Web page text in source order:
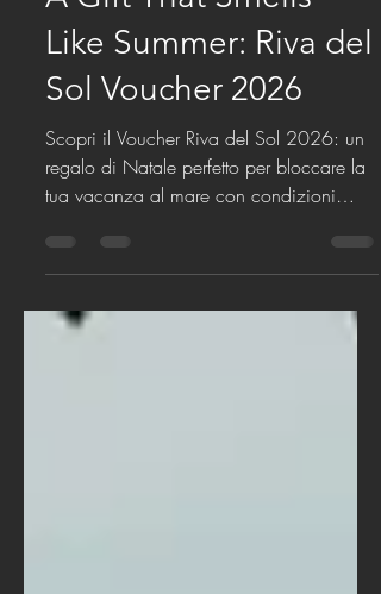
A Gift That Smells
Like Summer: Riva del
Sol Voucher 2026
Scopri il Voucher Riva del Sol 2026: un
tua vacanza al mare con condizioni
esclusive. Valido fino al 26 dicembre